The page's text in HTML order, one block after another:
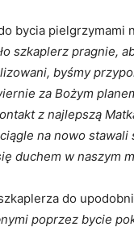
bycia
szkaplerz pragnie,
byśmy
za Bożym
z najlepszą
na nowo
duchem w naszym
do
poprzez bycie